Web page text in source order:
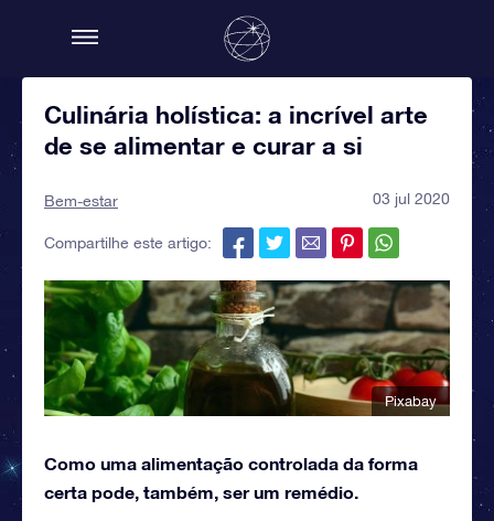
Culinária holística: a incrível arte
de se alimentar e curar a si
Bem-estar 03 jul 2020
Compartilhe este artigo:
Pixabay
Como uma alimentação controlada da forma
certa pode, também, ser um remédio.